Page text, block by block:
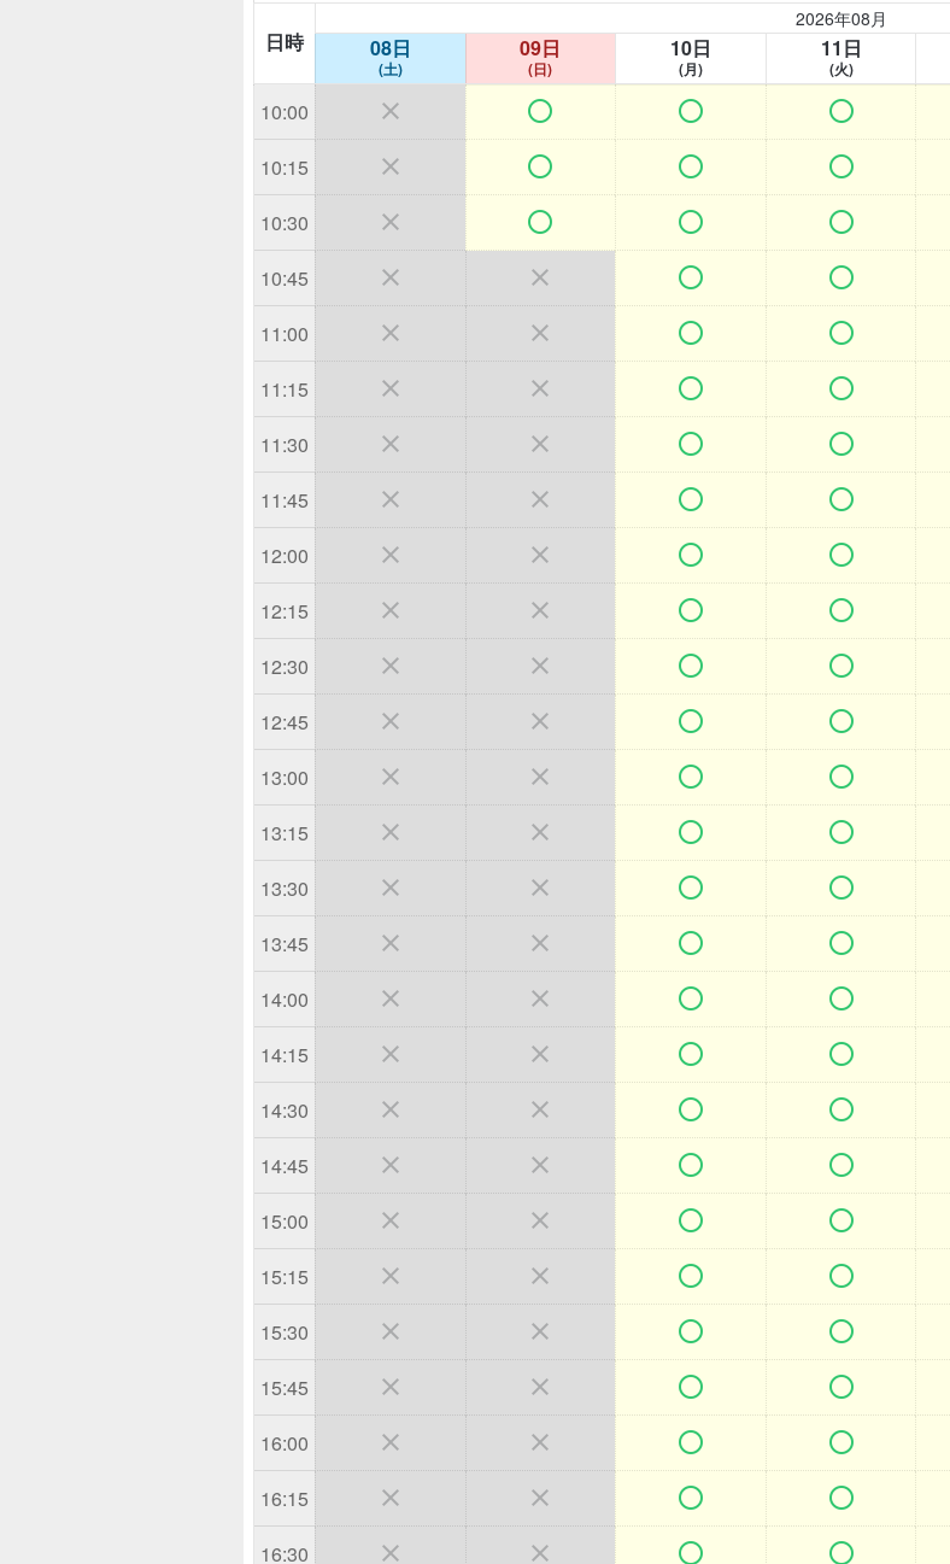
日時
2026年08月
08日
(土)
09日
(日)
10日
(月)
11日
(火)
10:00    
10:15    
10:30    
10:45    
11:00    
11:15    
11:30    
11:45    
12:00    
12:15    
12:30    
12:45    
13:00    
13:15    
13:30    
13:45    
14:00    
14:15    
14:30    
14:45    
15:00    
15:15    
15:30    
15:45    
16:00    
16:15    
16:30    